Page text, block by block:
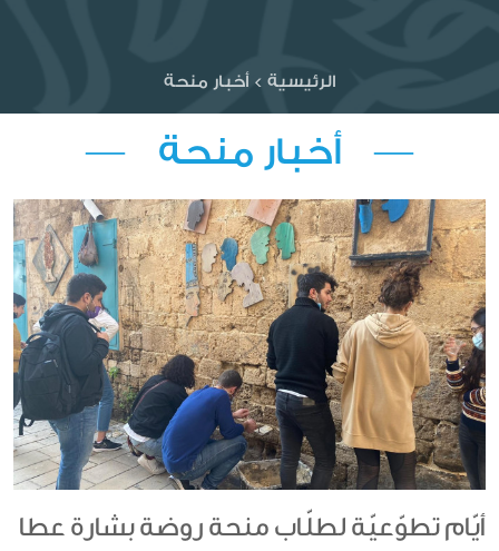
الرئيسية > أخبار منحة
— أخبار منحة —
أيّام تطوّعيّة لطلّاب منحة روضة بشارة عطا